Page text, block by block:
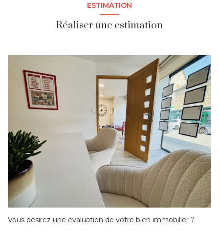
ESTIMATION
Réaliser une estimation
Vous désirez une évaluation de votre bien immobilier ?